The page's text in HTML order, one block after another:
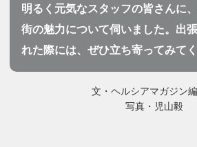
明るく元気なスタッフの皆さんに
街の魅力について伺いました。出
れた際には、ぜひ立ち寄ってみてく
文・ヘルシアマガジン
写真・児山毅